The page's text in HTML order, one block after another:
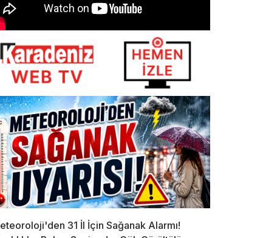
31 İl İçin Sağanak Alarmı!